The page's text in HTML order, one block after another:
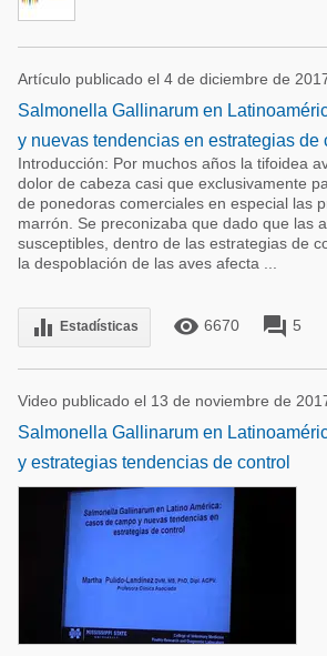
Artículo publicado el 4 de diciembre de
Salmonella Gallinarum en
y nuevas tendencias en estrategias de
Introducción: Por muchos años la tifoidea
dolor de cabeza casi que exclusivamente
de ponedoras comerciales en especial las
marrón. Se preconizaba que dado que las
susceptibles, dentro de las estrategias de
la despoblación de las aves afecta ...
equalizer Estadísticas remove_red_eye 6670 forum 5
Video publicado el 13 de noviembre de
Salmonella Gallinarum en
y estrategias tendencias de control